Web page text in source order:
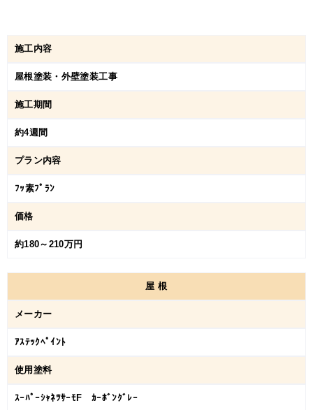
施工内容
屋根塗装・外壁塗装工事
施工期間
約4週間
プラン内容
ﾌｯ素ﾌﾟﾗﾝ
価格
約180～210万円
屋根
メーカー
ｱｽﾃｯｸﾍﾟｲﾝﾄ
使用塗料
ｽｰﾊﾟｰｼｬﾈﾂｻｰﾓF ｶｰﾎﾞﾝｸﾞﾚｰ